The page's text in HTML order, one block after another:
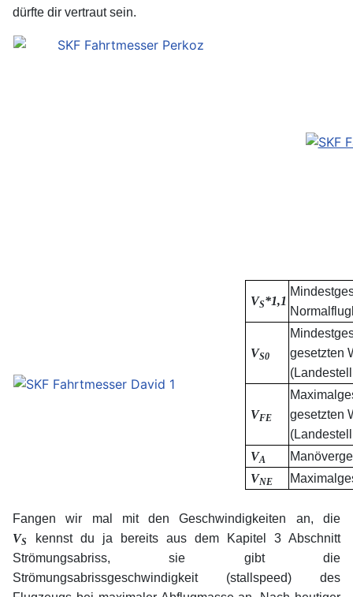
dürfte dir vertraut sein.
VS*1,1
VS0
gesetzten
VFE
gesetzten
VA
VNE
Fangen wir mal mit den Geschwindigkeiten an, die
VS
kennst du ja bereits aus dem Kapitel 3 Abschnitt
Strömungsabriss, sie gibt die
Strömungsabrissgeschwindigkeit (stallspeed) des